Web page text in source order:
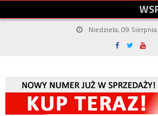
WS
Niedziela, 09